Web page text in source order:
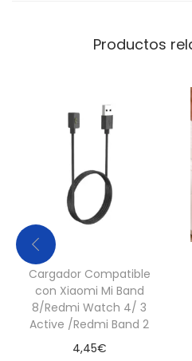
Productos
Cargador Compatible
con Xiaomi Mi Band
8/Redmi Watch 4/ 3
Active /Redmi Band 2
4,45€